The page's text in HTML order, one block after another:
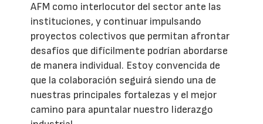
AFM como interlocutor del sector ante las
instituciones, y continuar impulsando
proyectos colectivos que permitan afrontar
desafíos que difícilmente podrían abordarse
de manera individual. Estoy convencida de
que la colaboración seguirá siendo una de
nuestras principales fortalezas y el mejor
camino para apuntalar nuestro liderazgo